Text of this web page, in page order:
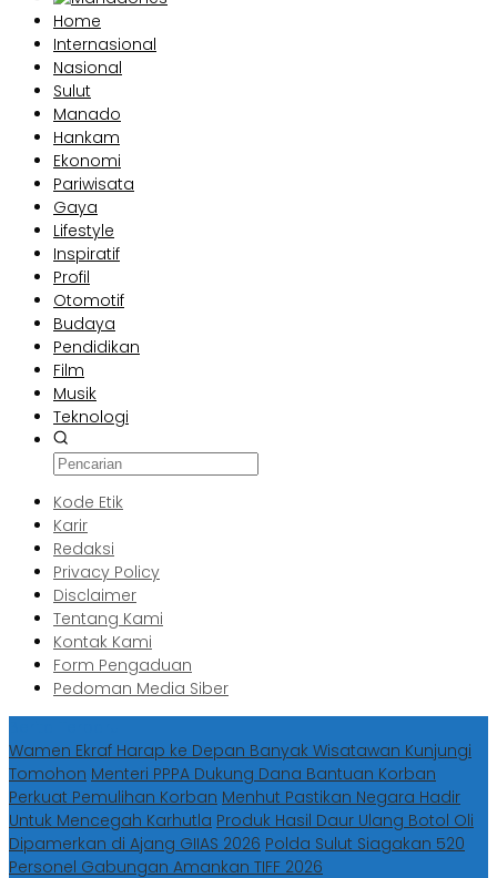
Home
Internasional
Nasional
Sulut
Manado
Hankam
Ekonomi
Pariwisata
Gaya
Lifestyle
Inspiratif
Profil
Otomotif
Budaya
Pendidikan
Film
Musik
Teknologi
Kode Etik
Karir
Redaksi
Privacy Policy
Disclaimer
Tentang Kami
Kontak Kami
Form Pengaduan
Pedoman Media Siber
Wamen Ekraf Harap ke Depan Banyak Wisatawan Kunjungi
Tomohon Menteri PPPA Dukung Dana Bantuan Korban
Perkuat Pemulihan Korban Menhut Pastikan Negara Hadir
Untuk Mencegah Karhutla Produk Hasil Daur Ulang Botol Oli
Dipamerkan di Ajang GIIAS 2026 Polda Sulut Siagakan 520
Personel Gabungan Amankan TIFF 2026